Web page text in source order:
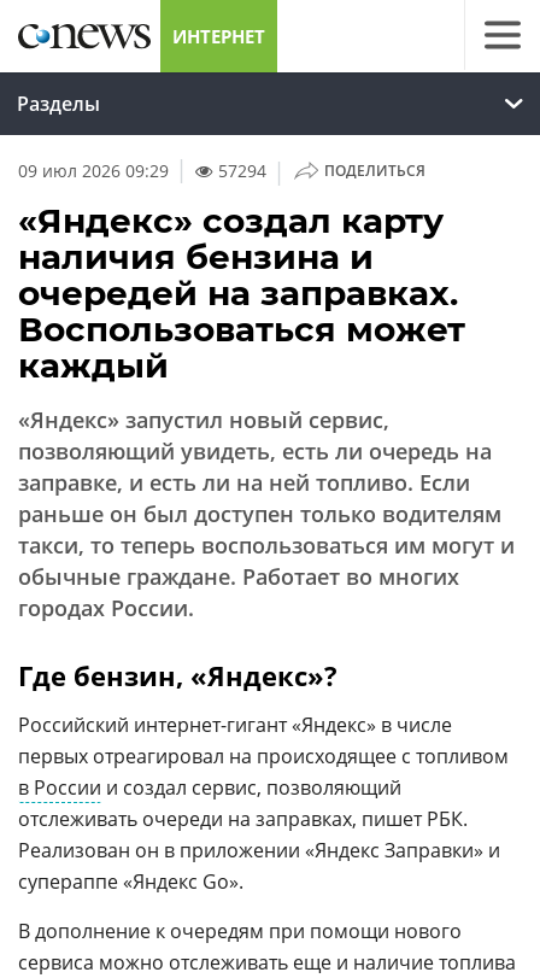
ИНТЕРНЕТ
Разделы
09 июл 2026 09:29 57294 | ПОДЕЛИТЬСЯ
«Яндекс» создал карту
наличия бензина и
очередей на заправках.
Воспользоваться может
каждый
«Яндекс» запустил новый сервис,
позволяющий увидеть, есть ли очередь на
заправке, и есть ли на ней топливо. Если
раньше он был доступен только водителям
такси, то теперь воспользоваться им могут и
обычные граждане. Работает во многих
городах России.
Где бензин, «Яндекс»?
Российский интернет-гигант «Яндекс» в числе
первых отреагировал на происходящее с топливом
в России и создал сервис, позволяющий
отслеживать очереди на заправках, пишет РБК.
Реализован он в приложении «Яндекс Заправки» и
супераппе «Яндекс Go».
В дополнение к очередям при помощи нового
сервиса можно отслеживать еще и наличие топлива